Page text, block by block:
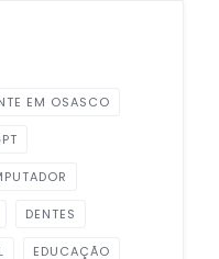
EM OSASCO
DENTES
EDUCAÇÃO